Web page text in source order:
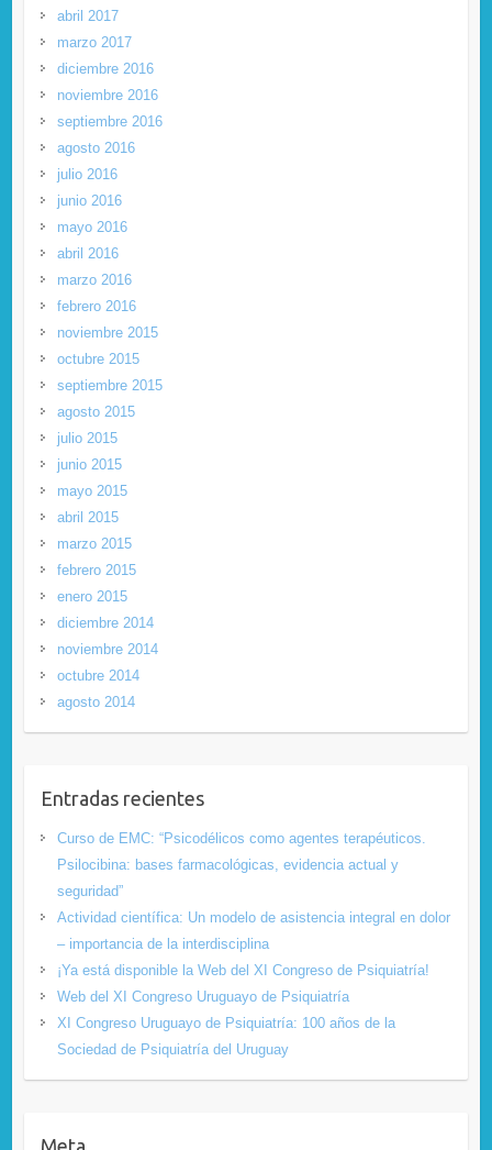
abril 2017
marzo 2017
diciembre 2016
noviembre 2016
septiembre 2016
agosto 2016
julio 2016
junio 2016
mayo 2016
abril 2016
marzo 2016
febrero 2016
noviembre 2015
octubre 2015
septiembre 2015
agosto 2015
julio 2015
junio 2015
mayo 2015
abril 2015
marzo 2015
febrero 2015
enero 2015
diciembre 2014
noviembre 2014
octubre 2014
agosto 2014
Entradas recientes
Curso de EMC: “Psicodélicos como agentes terapéuticos.
Psilocibina: bases farmacológicas, evidencia actual y
seguridad”
Actividad científica: Un modelo de asistencia integral en dolor
– importancia de la interdisciplina
¡Ya está disponible la Web del XI Congreso de Psiquiatría!
Web del XI Congreso Uruguayo de Psiquiatría
XI Congreso Uruguayo de Psiquiatría: 100 años de la
Sociedad de Psiquiatría del Uruguay